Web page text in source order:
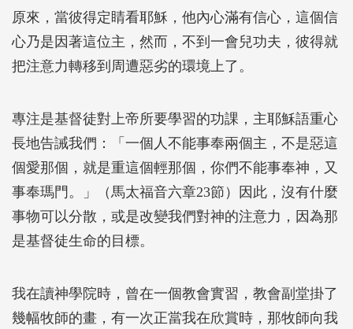
原來，當彼得定睛看耶穌，他內心滿有信心，這個信
心乃是因著這位主，然而，不到一會兒功夫，彼得就
把注意力轉移到周遭惡劣的環境上了。
專注是基督徒對上帝所要學習的功課，主耶穌語重心
長地告誡我們：「一個人不能事奉兩個主，不是惡這
個愛那個，就是重這個輕那個，你們不能事奉神，又
事奉瑪門。」（馬太福音六章23節）因此，沒有什麼
事物可以分散，或是改變我們對神的注意力，因為那
是基督徒生命的目標。
我在讀神學院時，曾在一個教會實習，教會副堂掛了
幾幅牧師的畫，有一次正當我在欣賞時，那牧師向我